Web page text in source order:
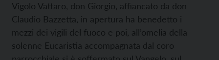
Vigolo Vattaro, don Giorgio, affiancato da don
Claudio Bazzetta, in apertura ha benedetto i
mezzi dei vigili del fuoco e poi, all’omelia della
solenne Eucaristia accompagnata dal coro